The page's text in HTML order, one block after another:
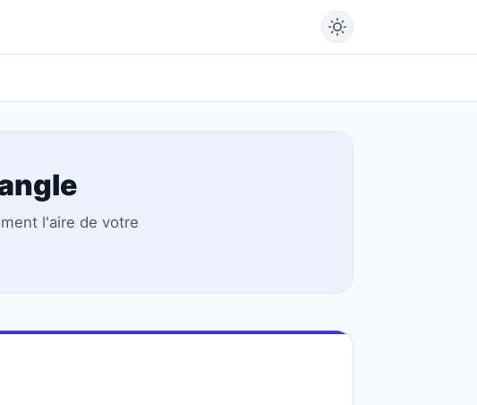
l'aire de votre